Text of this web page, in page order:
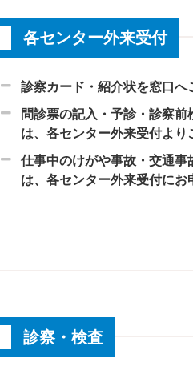
各センター外来受付
診察カード・紹介状を窓口へ
問診票の記入・予診・診察前
は、各センター外来受付より
仕事中のけがや事故・交通事
は、各センター外来受付にお
診察・検査